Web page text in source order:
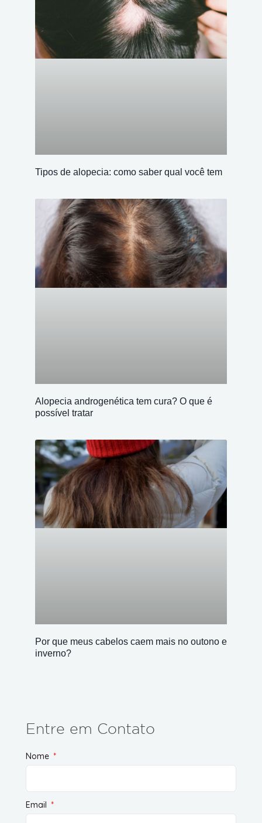
Tipos de alopecia: como saber qual você tem
Alopecia androgenética tem cura? O que é
possível tratar
Por que meus cabelos caem mais no outono e
inverno?
Entre em Contato
Nome
Email